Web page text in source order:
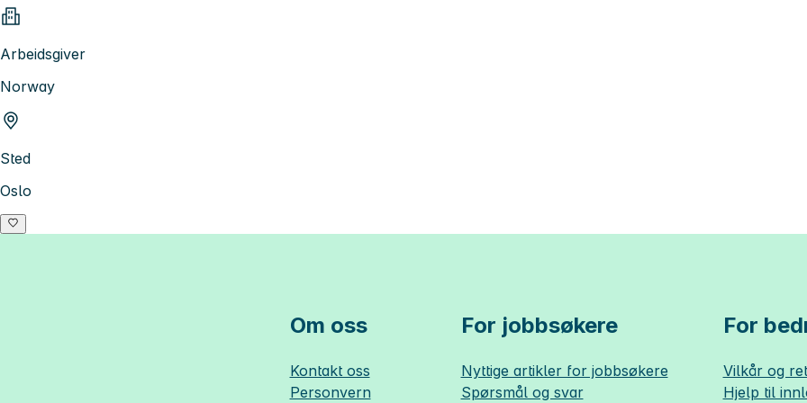
Arbeidsgiver
Norway
Sted
Oslo
Om oss
Kontakt oss
Personvern
For jobbsøkere
Nyttige artikler for jobbsøkere
Spørsmål og svar
For
Vilkår og
Hjelp til